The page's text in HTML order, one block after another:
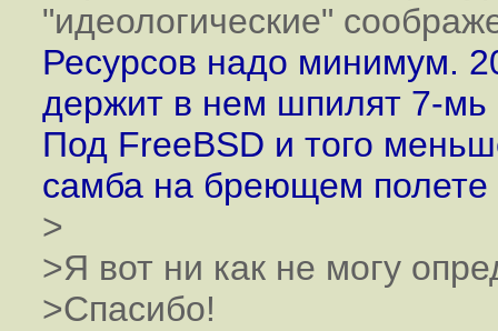
"идеологические"
Ресурсов надо минимум.
держит в нем шпилят 7-мь
Под FreeBSD и того
самба на бреющем полете
>
>Я вот ни как не могу
>Спасибо!